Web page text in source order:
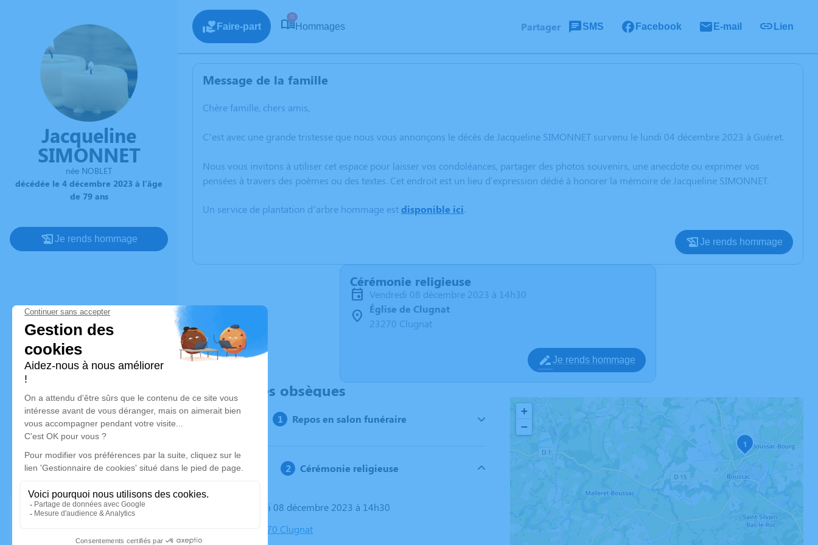
Jacqueline
SIMONNET
née NOBLET
décédée le 4 décembre 2023 à l'âge
de 79 ans
Je rends hommage
Faire-part
21
Hommages Partager SMS Facebook E-mail Lien
Message de la famille
Chère famille, chers amis,
C’est avec une grande tristesse que nous vous annonçons le décès de Jacqueline SIMONNET survenu le lundi 04 décembre 2023 à Guéret.
Nous vous invitons à utiliser cet espace pour laisser vos condoléances, partager des photos souvenirs, une anecdote ou exprimer vos
pensées à travers des poèmes ou des textes. Cet endroit est un lieu d'expression dédié à honorer la mémoire de Jacqueline SIMONNET.
Un service de plantation d’arbre hommage estdisponible ici.
Je rends hommage
Cérémonie religieuse
vendredi 08 décembre 2023 à 14h30
Église de Clugnat
23270 Clugnat
Je rends hommage
Déroulé des obsèques
Repos en salon funéraire
Cérémonie religieuse
Le vendredi 08 décembre 2023 à 14h30
Église, 23270 Clugnat
1
+
−